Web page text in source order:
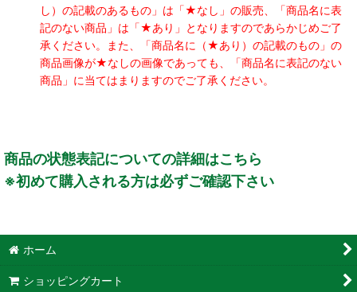
し）の記載のあるもの」は「★なし」の販売、「商品名に表
記のない商品」は「★あり」となりますのであらかじめご了
承ください。また、「商品名に（★あり）の記載のもの」の
商品画像が★なしの画像であっても、「商品名に表記のない
商品」に当てはまりますのでご了承ください。
商品の状態表記についての詳細はこちら
※初めて購入される方は必ずご確認下さい
ホーム
ショッピングカート